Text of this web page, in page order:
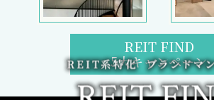
REIT FIND
5大キャンペーン